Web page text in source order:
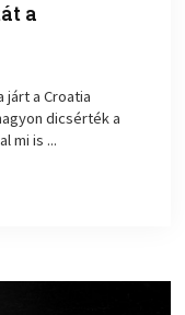
a
járt a Croatia
dicsérték a
mi is ...